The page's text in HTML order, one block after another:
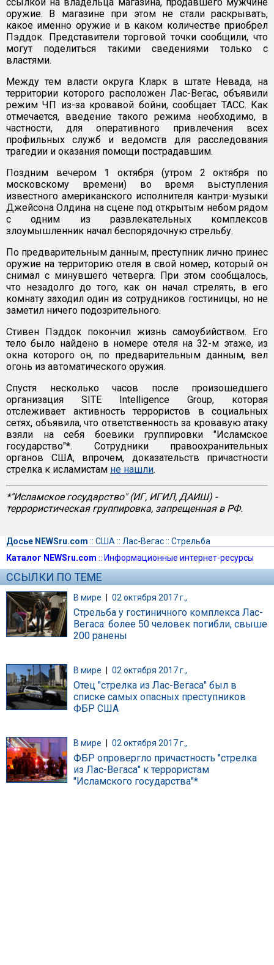
оружие. В магазине при этом не стали раскрывать,
какое именно оружие и в каком количестве приобрел
Пэддок. Представители торговой точки сообщили, что
могут поделиться такими сведениями только с
властями.
Между тем власти округа Кларк в штате Невада, на
территории которого расположен Лас-Вегас, объявили
режим ЧП из-за кровавой бойни, сообщает ТАСС. Как
отмечается, введение такого режима необходимо, в
частности, для оперативного привлечения всех
профильных служб и ведомств для расследования
трагедии и оказания помощи пострадавшим.
Поздним вечером 1 октября (утром 2 октября по
московскому времени) во время выступления
известного американского исполнителя кантри-музыки
Джейсона Олдина на сцене под открытым небом рядом
с одним из развлекательных комплексов
злоумышленник начал беспорядочную стрельбу.
По предварительным данным, преступник лично принес
оружие на территорию отеля в свой номер, который он
снимал с минувшего четверга. При этом сообщалось,
что незадолго до того, как он начал стрелять, в его
комнату заходил один из сотрудников гостиницы, но не
заметил ничего подозрительного.
Стивен Пэддок покончил жизнь самоубийством. Его
тело было найдено в номере отеля на 32-м этаже, из
окна которого он, по предварительным данным, вел
огонь из автоматического оружия.
Спустя несколько часов после произошедшего
организация SITE Intelligence Group, которая
отслеживает активность террористов в социальных
сетях, объявила, что ответственность за кровавую атаку
взяли на себя боевики группировки "Исламское
государство"*. Сотрудники правоохранительных
органов США, впрочем, доказательств причастности
стрелка к исламистам не нашли.
*"Исламское государство" (ИГ, ИГИЛ, ДАИШ) -
террористическая группировка, запрещенная в РФ.
Досье NEWSru.com :: США :: Лас-Вегас:: Стрельба
Каталог NEWSru.com :: Информационные интернет-ресурсы
ССЫЛКИ ПО ТЕМЕ
В мире | 02 октября 2017 г.,
Стрельба у гостиничного комплекса Лас-
Вегаса: более 50 человек погибли, свыше
200 ранены
В мире 02 октября 2017 г.,
Отец "стрелка из Лас-Вегаса" был в
списке самых опасных преступников
ФБР США
В мире 02 октября 2017 г.,
ФБР опровергло причастность "стрелка
из Лас-Вегаса" к террористам
"Исламского государства"*